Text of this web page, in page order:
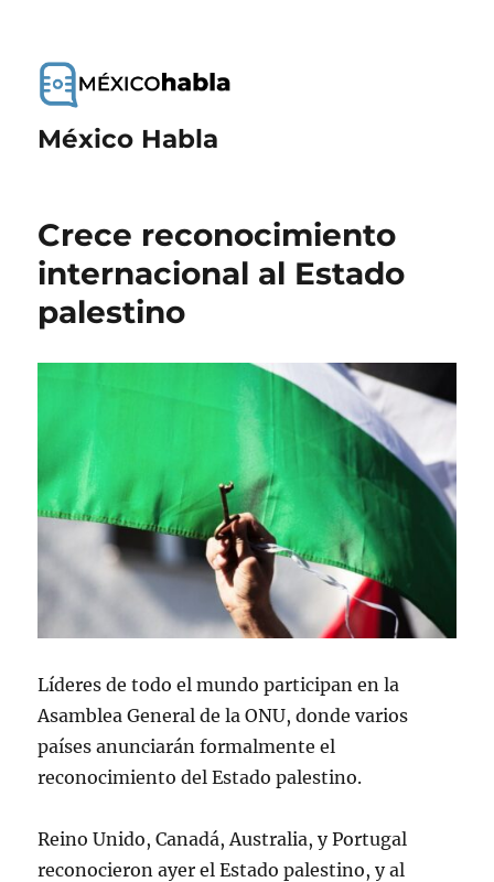
México Habla
Crece reconocimiento
internacional al Estado
palestino
Líderes de todo el mundo participan en la
Asamblea General de la ONU, donde varios
países anunciarán formalmente el
reconocimiento del Estado palestino.
Reino Unido, Canadá, Australia, y Portugal
reconocieron ayer el Estado palestino, y al